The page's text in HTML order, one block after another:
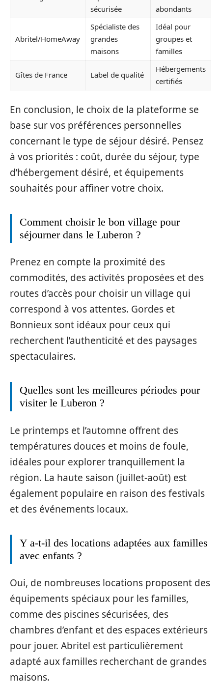
sécurisée
abondants
Abritel/HomeAway
Spécialiste des
grandes
maisons
Idéal pour
groupes et
familles
Gîtes de France Label de qualité
Hébergements
certifiés
En conclusion, le choix de la plateforme se
base sur vos préférences personnelles
concernant le type de séjour désiré. Pensez
à vos priorités : coût, durée du séjour, type
d’hébergement désiré, et équipements
souhaités pour affiner votre choix.
Comment choisir le bon village pour
séjourner dans le Luberon ?
Prenez en compte la proximité des
commodités, des activités proposées et des
routes d’accès pour choisir un village qui
correspond à vos attentes. Gordes et
Bonnieux sont idéaux pour ceux qui
recherchent l’authenticité et des paysages
spectaculaires.
Quelles sont les meilleures périodes pour
visiter le Luberon ?
Le printemps et l’automne offrent des
températures douces et moins de foule,
idéales pour explorer tranquillement la
région. La haute saison (juillet-août) est
également populaire en raison des festivals
et des événements locaux.
Y a-t-il des locations adaptées aux familles
avec enfants ?
Oui, de nombreuses locations proposent des
équipements spéciaux pour les familles,
comme des piscines sécurisées, des
chambres d’enfant et des espaces extérieurs
pour jouer. Abritel est particulièrement
adapté aux familles recherchant de grandes
maisons.